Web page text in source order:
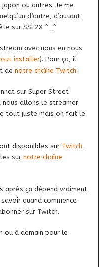
ou autres. Je me
d’autre, d’autant
sur SSF2X ^_^
avec nous en nous
installer). Pour ça, il
denotre chaîne Twitch.
sur Super Street
nous allons le streamer
tout juste mais on fait le
disponibles sur Twitch.
surnotre chaîne
après ça dépend vraiment
quand commence
sur Twitch.
ou à demain pour le